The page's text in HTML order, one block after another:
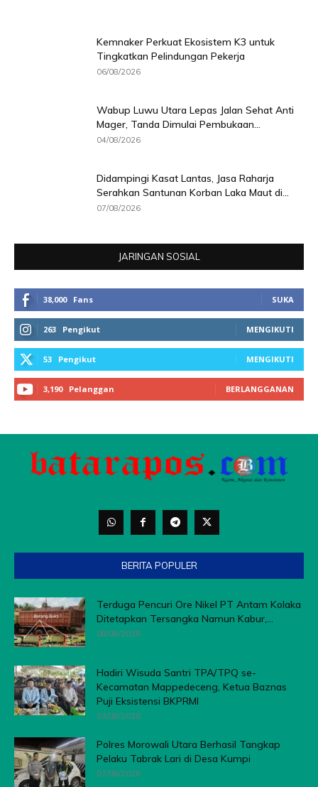
BERITA POPULER
Terduga Pencuri Ore Nikel PT Antam Kolaka
Ditetapkan Tersangka Namun Kabur,...
08/08/2026
Hadiri Wisuda Santri TPA/TPQ se-
Kecamatan Mappedeceng, Ketua Baznas
Puji Eksistensi BKPRMI
03/08/2026
Polres Morowali Utara Berhasil Tangkap
Pelaku Tabrak Lari di Desa Kumpi
07/08/2026